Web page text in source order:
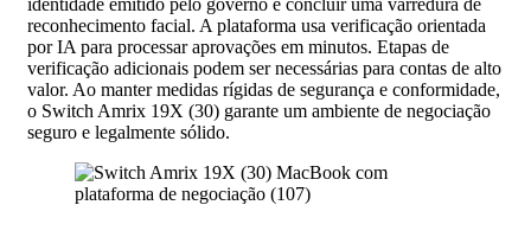
identidade emitido pelo governo e concluir uma varredura de
reconhecimento facial. A plataforma usa verificação orientada
por IA para processar aprovações em minutos. Etapas de
verificação adicionais podem ser necessárias para contas de alto
valor. Ao manter medidas rígidas de segurança e conformidade,
o Switch Amrix 19X (30) garante um ambiente de negociação
seguro e legalmente sólido.